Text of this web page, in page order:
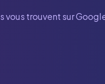
vous trouvent sur